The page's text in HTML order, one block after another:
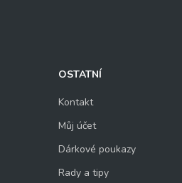
OSTATNÍ
Kontakt
Můj účet
Dárkové poukazy
Rady a tipy